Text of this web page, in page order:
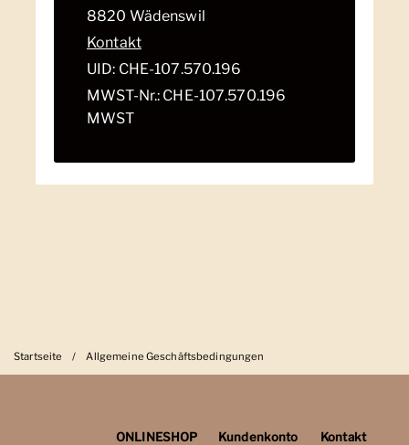
8820 Wädenswil
Kontakt
UID: CHE-107.570.196
MWST-Nr.: CHE-107.570.196
MWST
Startseite / Allgemeine Geschäftsbedingungen
ONLINESHOP
Kundenkonto
Kontakt